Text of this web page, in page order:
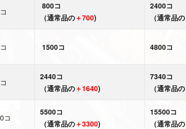
800コ
（通常品の＋700)
2400コ
（通常品の
1500コ 4800コ
2440コ
（通常品の＋1640)
7340コ
（通常品の
コ
5500コ
（通常品の＋3300)
15500コ
（通常品の